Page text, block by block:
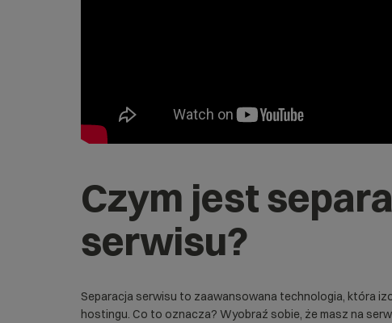
Czym jest
serwisu?
Separacja serwisu to zaawansowana technologia, która
hostingu. Co to oznacza? Wyobraź sobie, że masz na